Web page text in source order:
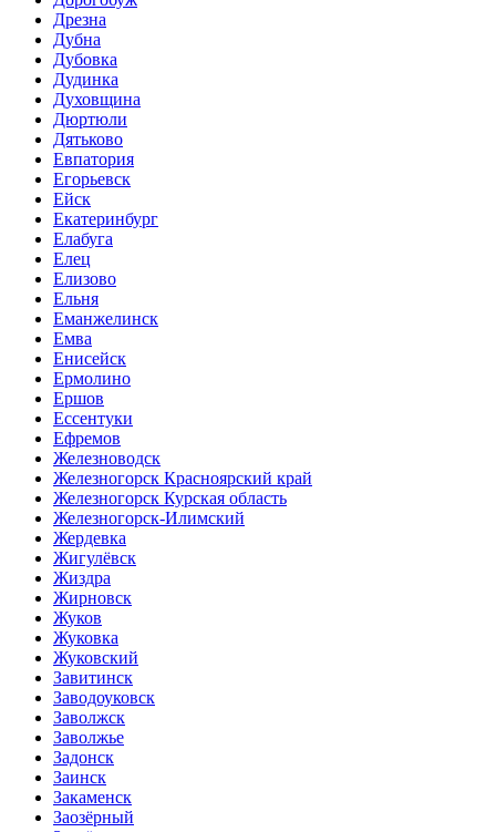
Дрезна
Дубна
Дубовка
Дудинка
Духовщина
Дюртюли
Дятьково
Евпатория
Егорьевск
Ейск
Екатеринбург
Елабуга
Елец
Елизово
Ельня
Еманжелинск
Емва
Енисейск
Ермолино
Ершов
Ессентуки
Ефремов
Железноводск
Железногорск Красноярский край
Железногорск Курская область
Железногорск-Илимский
Жердевка
Жигулёвск
Жиздра
Жирновск
Жуков
Жуковка
Жуковский
Завитинск
Заводоуковск
Заволжск
Заволжье
Задонск
Заинск
Закаменск
Заозёрный